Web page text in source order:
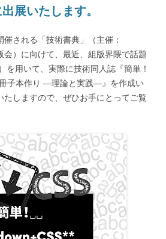
展いたします。
される「技術書典」（主催：
）に向けて、最近、組版界隈で話題
を用いて、実際に技術同人誌『簡単！
子本作り ―理論と実践―』を作成い
たしますので、ぜひお手にとってご覧